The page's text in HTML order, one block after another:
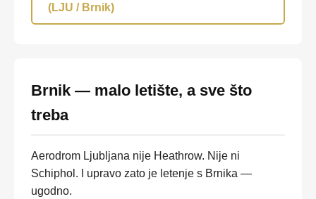
(LJU / Brnik)
Brnik — malo letište, a sve što
treba
Aerodrom Ljubljana nije Heathrow. Nije ni
Schiphol. I upravo zato je letenje s Brnika —
ugodno.